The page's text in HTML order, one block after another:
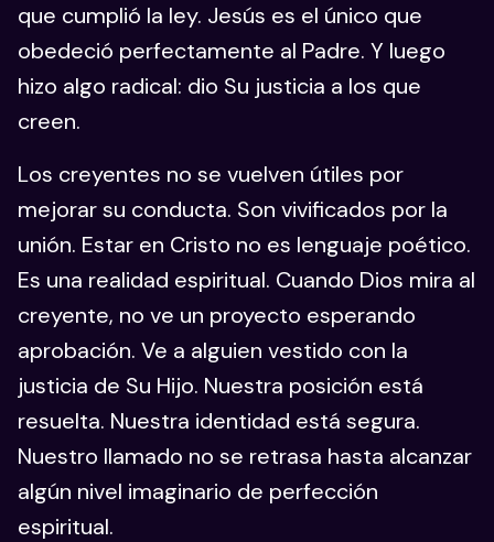
que cumplió la ley. Jesús es el único que
obedeció perfectamente al Padre. Y luego
hizo algo radical: dio Su justicia a los que
creen.
Los creyentes no se vuelven útiles por
mejorar su conducta. Son vivificados por la
unión. Estar en Cristo no es lenguaje poético.
Es una realidad espiritual. Cuando Dios mira al
creyente, no ve un proyecto esperando
aprobación. Ve a alguien vestido con la
justicia de Su Hijo. Nuestra posición está
resuelta. Nuestra identidad está segura.
Nuestro llamado no se retrasa hasta alcanzar
algún nivel imaginario de perfección
espiritual.